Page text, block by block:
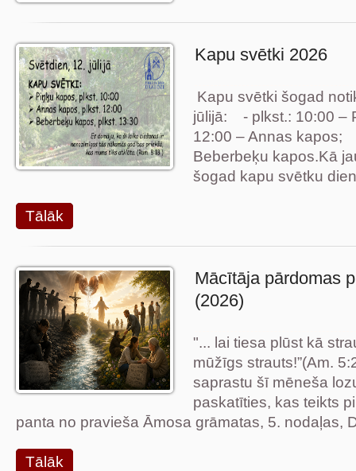
Kapu svētki 2026
Kapu svētki šogad
jūlijā: - plkst.: 10:00 –
12:00 – Annas kapos;
Beberbeķu kapos.Kā
šogad kapu svētku
Tālāk
Mācītāja pārdomas
(2026)
"... lai tiesa plūst kā
mūžīgs strauts!”(Am.
saprastu šī mēneša
paskatīties, kas teikts
panta no pravieša Āmosa grāmatas, 5. nodaļas,
Tālāk